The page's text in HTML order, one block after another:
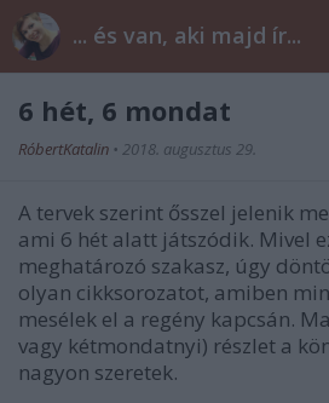
... és van, aki majd ír...
6 hét, 6 mondat
RóbertKatalin • 2018. augusztus 29.
A tervek szerint ősszel jelenik
ami 6 hét alatt játszódik. Mivel
meghatározó szakasz, úgy
olyan cikksorozatot, amiben
mesélek el a regény kapcsán.
vagy kétmondatnyi) részlet a
nagyon szeretek.